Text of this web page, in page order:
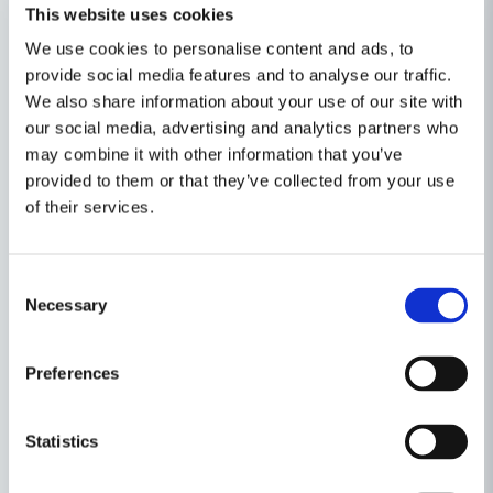
This website uses cookies
We use cookies to personalise content and ads, to
provide social media features and to analyse our traffic.
We also share information about your use of our site with
our social media, advertising and analytics partners who
may combine it with other information that you’ve
provided to them or that they’ve collected from your use
of their services.
Selection
Necessary
Preferences
Statistics
Egenskaper
Produkttyp Hammare
Ställ en produktfråga
email
Mejladress
Slag- & Brytverktyg